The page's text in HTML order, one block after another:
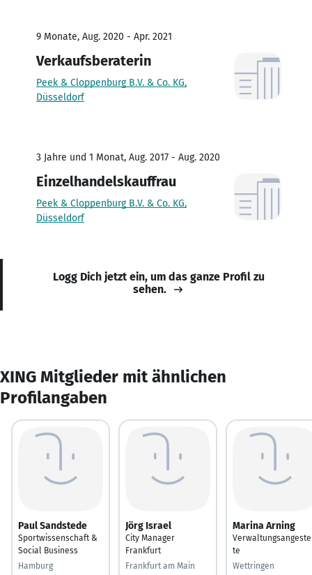
9 Monate, Aug. 2020 - Apr. 2021
Verkaufsberaterin
Peek & Cloppenburg B.V. & Co. KG,
Düsseldorf
3 Jahre und 1 Monat, Aug. 2017 - Aug. 2020
Einzelhandelskauffrau
Peek & Cloppenburg B.V. & Co. KG,
Düsseldorf
Logg Dich jetzt ein, um das ganze Profil zu
sehen.
XING Mitglieder mit ähnlichen
Profilangaben
Paul Sandstede
Sportwissenschaft &
Social Business
Hamburg
Jörg Israel
City Manager
Frankfurt
Frankfurt am Main
Marina Arning
te
Wettringen